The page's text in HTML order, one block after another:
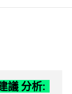
議 分析: